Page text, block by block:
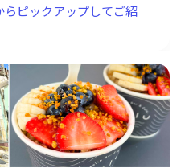
ピックアップしてご紹